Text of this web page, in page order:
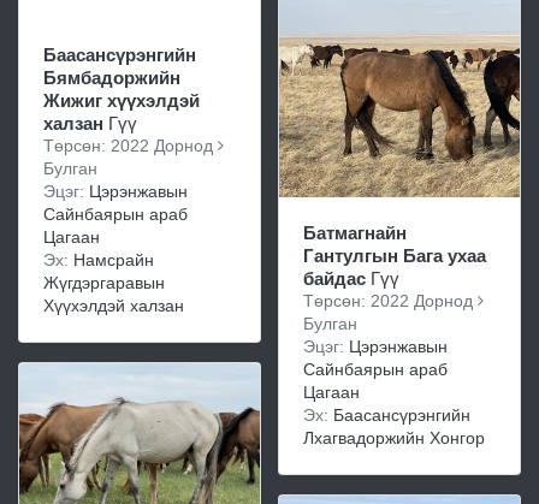
Баасансүрэнгийн
Бямбадоржийн
Жижиг хүүхэлдэй
халзан Гүү
Төрсөн: 2022 Дорнод
Булган
Эцэг: Цэрэнжавын
Сайнбаярын араб
Цагаан
Эх: Намсрайн
Жүгдэргаравын
Хүүхэлдэй халзан
Батмагнайн
Гантулгын Бага ухаа
байдас Гүү
Төрсөн: 2022 Дорнод
Булган
Эцэг: Цэрэнжавын
Сайнбаярын араб
Цагаан
Эх: Баасансүрэнгийн
Лхагвадоржийн Хонгор